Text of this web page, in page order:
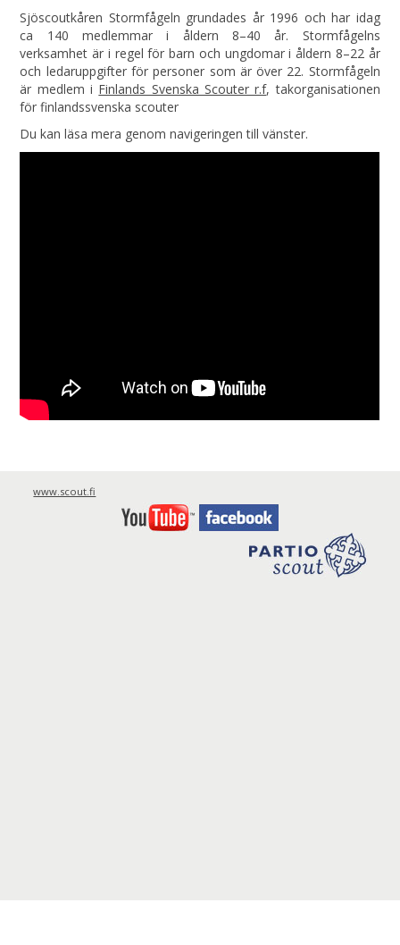
Sjöscoutkåren Stormfågeln grundades år 1996 och har idag
ca 140 medlemmar i åldern 8–40 år. Stormfågelns
verksamhet är i regel för barn och ungdomar i åldern 8–22 år
och ledaruppgifter för personer som är över 22. Stormfågeln
är medlem i Finlands Svenska Scouter r.f, takorganisationen
för finlandssvenska scouter
Du kan läsa mera genom navigeringen till vänster.
www.scout.fi